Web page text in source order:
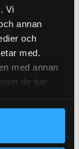
Vi
annan
och
med.
med annan
de har
moms
från
/månad